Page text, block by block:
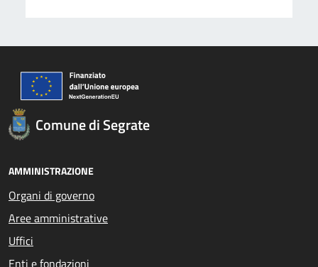
Comune di Segrate
AMMINISTRAZIONE
Organi di governo
Aree amministrative
Uffici
Enti e fondazioni